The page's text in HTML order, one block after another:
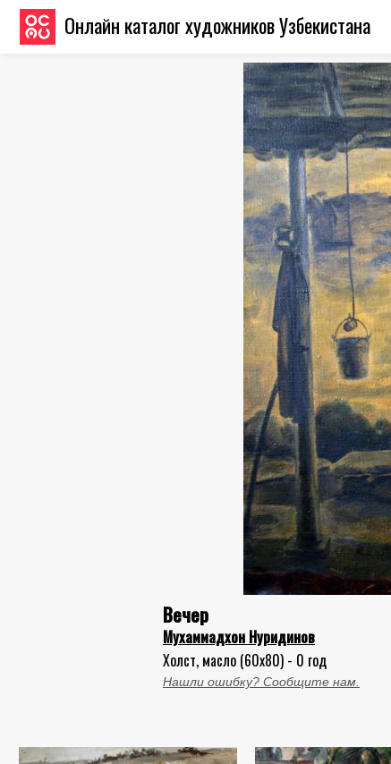
Онлайн каталог художников Узбекистана
Вечер
Мухаммадхон Нуридинов
Холст, масло (60x80) - 0 год
Нашли ошибку? Сообщите нам.